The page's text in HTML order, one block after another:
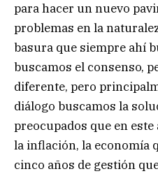
para hacer un nuevo
problemas en la
basura que siempre ahí
buscamos el consenso,
diferente, pero
diálogo buscamos la
preocupados que en
la inflación, la economía
cinco años de gestión